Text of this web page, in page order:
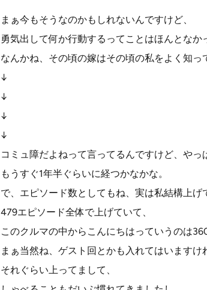
まぁ今もそうなのかもしれないんですけど、
勇気出して何か行動するってことはほんとなか
なんかね、その頃の嫁はその頃の私をよく知っ
↓
↓
↓
↓
コミュ障だよねって言ってるんですけど、やっ
もうすぐ1年半ぐらいに経つかなかな。
で、エピソード数としてもね、実は私結構上げ
479エピソード全体で上げていて、
このクルマの中からこんにちはっていうのは
まぁ当然ね、ゲスト回とかも入れてはいますけ
それぐらい上ってまして、